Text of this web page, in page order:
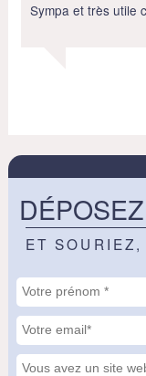
Sympa et très utile
ET